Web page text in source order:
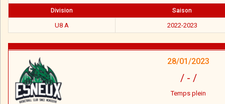
Division Saison
U8 A 2022-2023
28/01/2023
/- /
Temps plein